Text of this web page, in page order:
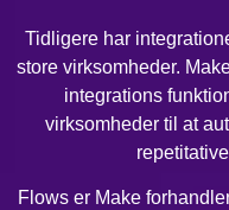
Tidligere har
store virksomheder.
integrations
virksomheder til at
Flows er Make